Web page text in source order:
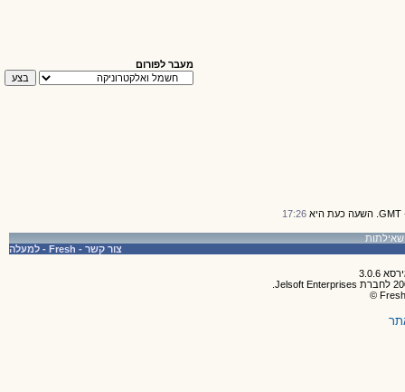
מעבר לפורום
17:26
צור קשר -
Fresh
- למעלה